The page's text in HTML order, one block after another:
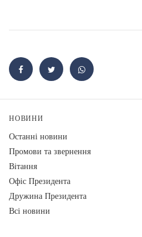
НОВИНИ
Останні новини
Промови та звернення
Вiтання
Офіс Президента
Дружина Президента
Всі новини